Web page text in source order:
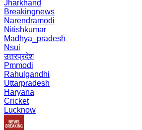
Jharkhand
Breakingnews
Narendramodi
Nitishkumar
Madhya_pradesh
Nsui
उत्तरप्रदेश
Pmmodi
Rahulgandhi
Uttarpradesh
Haryana
Cricket
Lucknow